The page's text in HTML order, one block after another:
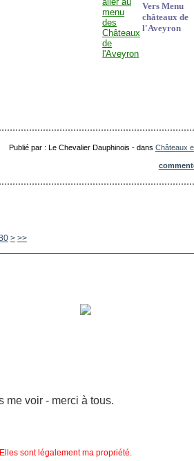
Vers Menu
châteaux de
l'Aveyron
Publié par : Le Chevalier Dauphinois -dans Châteaux
90
100
> >>
me voir - merci à tous.
sont légalement ma propriété.